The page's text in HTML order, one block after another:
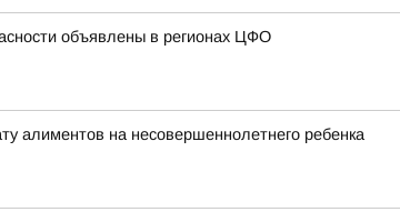
объявлены в регионах ЦФО
алиментов на несовершеннолетнего ребенка